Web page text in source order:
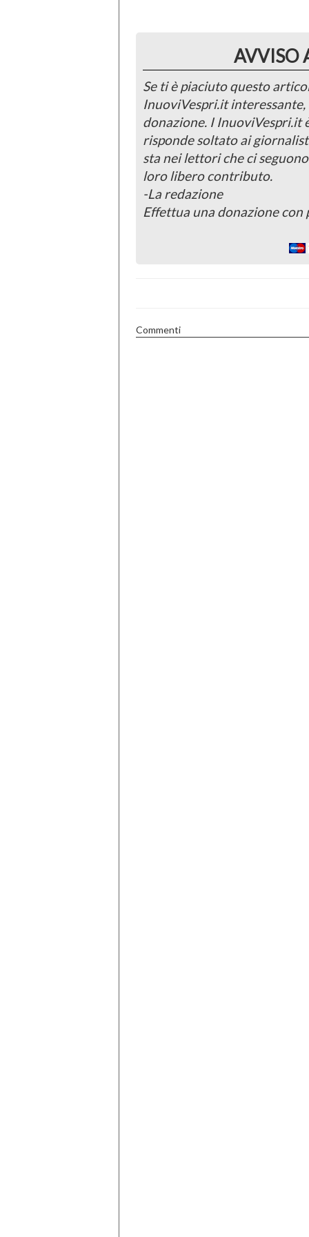
AVVISO
Se ti è piaciuto questo
InuoviVespri.it
donazione. I InuoviVespri.it
risponde soltato ai
sta nei lettori che ci
loro libero contributo.
-La redazione
Effettua una donazione con
Commenti